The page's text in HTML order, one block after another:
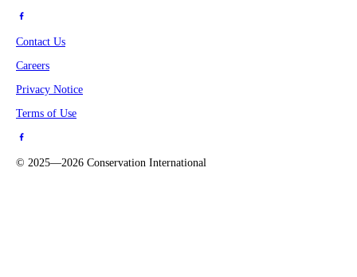
Contact Us
Careers
Privacy Notice
Terms of Use
© 2025—2026 Conservation International